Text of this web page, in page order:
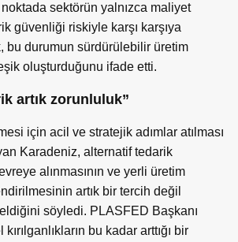
sektörün yalnızca maliyet
güvenliği riskiyle karşı karşıya
bu durumun sürdürülebilir üretim
oluşturduğunu ifade etti.
artık zorunluluk”
için acil ve stratejik adımlar atılması
Karadeniz, alternatif tedarik
alınmasının ve yerli üretim
artık bir tercih değil
söyledi. PLASFED Başkanı
bu kadar arttığı bir